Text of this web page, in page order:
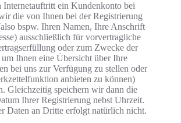
Internetauftritt ein Kundenkonto bei
die von Ihnen bei der Registrierung
bspw. Ihren Namen, Ihre Anschrift
ausschließlich für vorvertragliche
oder zum Zwecke der
Ihnen eine Übersicht über Ihre
bei uns zur Verfügung zu stellen oder
anbieten zu können)
Gleichzeitig speichern wir dann die
Ihrer Registrierung nebst Uhrzeit.
Daten an Dritte erfolgt natürlich nicht.